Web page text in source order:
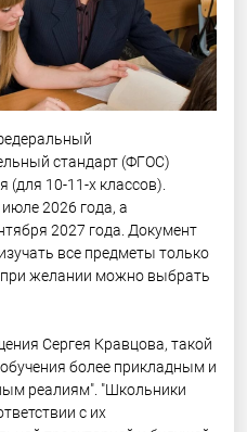
стандарт (ФГОС)
(для 10-11-х классов).
2026 года, а
2027 года. Документ
все предметы только
при желании можно выбрать
Сергея Кравцова, такой
более прикладным и
реалиям". "Школьники
с их